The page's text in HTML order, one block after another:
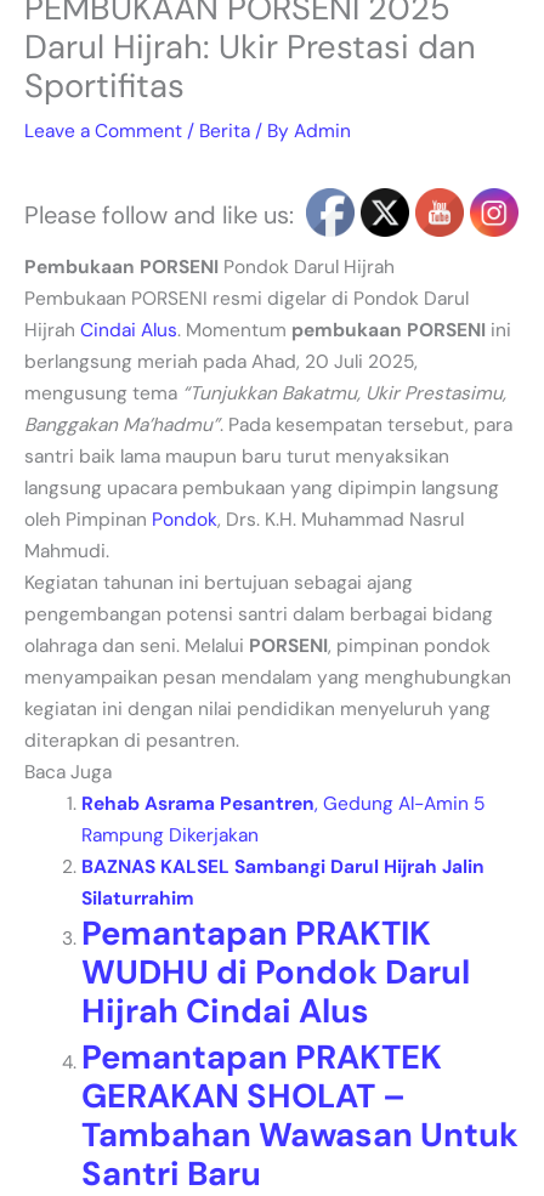
Darul Hijrah: Ukir Prestasi dan
Sportifitas
Leave a Comment / Berita / By Admin
Please follow and like us:
Pembukaan PORSENI Pondok Darul Hijrah
Pembukaan PORSENI resmi digelar di Pondok Darul
Hijrah Cindai Alus. Momentum pembukaan PORSENI ini
berlangsung meriah pada Ahad, 20 Juli 2025,
mengusung tema “Tunjukkan Bakatmu, Ukir Prestasimu,
Banggakan Ma’hadmu”. Pada kesempatan tersebut, para
santri baik lama maupun baru turut menyaksikan
langsung upacara pembukaan yang dipimpin langsung
oleh Pimpinan Pondok, Drs. K.H. Muhammad Nasrul
Mahmudi.
Kegiatan tahunan ini bertujuan sebagai ajang
pengembangan potensi santri dalam berbagai bidang
olahraga dan seni. Melalui PORSENI, pimpinan pondok
menyampaikan pesan mendalam yang menghubungkan
kegiatan ini dengan nilai pendidikan menyeluruh yang
diterapkan di pesantren.
Baca Juga
Rehab Asrama Pesantren, Gedung Al-Amin 5
Rampung Dikerjakan
BAZNAS KALSEL Sambangi Darul Hijrah Jalin
Silaturrahim
Pemantapan PRAKTIK
WUDHU di Pondok Darul
Hijrah Cindai Alus
Pemantapan PRAKTEK
GERAKAN SHOLAT –
Tambahan Wawasan Untuk
Santri Baru